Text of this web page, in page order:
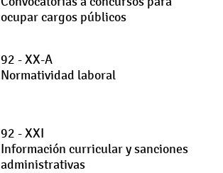
ocupar cargos públicos
92 - XX-A
Normatividad laboral
92 - XXI
Información curricular y sanciones
administrativas